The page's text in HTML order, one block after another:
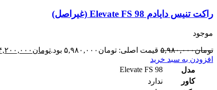
راکت تنیس دایادم Elevate FS 98 (غیراصل)
موجود
تومان۵,۹۸۰,۰۰۰ قیمت اصلی: تومان۵,۹۸۰,۰۰۰ بود. تومان
افزودن به سبد خرید
مدل
Elevate FS 98
کاور
ندارد